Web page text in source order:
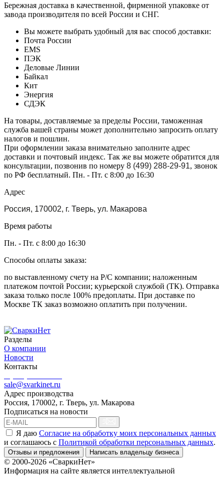
Бережная доставка в качественной, фирменной упаковке от
завода производителя по всей России и СНГ.
Вы можете выбрать удобный для вас способ доставки:
Почта России
EMS
ПЭК
Деловые Линии
Байкал
Кит
Энергия
СДЭК
На товары, доставляемые за пределы России, таможенная
служба вашей страны может дополнительно запросить оплату
налогов и пошлин.
При оформлении заказа внимательно заполните адрес
доставки и почтовый индекс. Так же вы можете обратится для
консультации, позвонив по номеру 8 (499) 288-29-91, звонок
по РФ бесплатный. Пн. - Пт. с 8:00 до 16:30
Адрес
Россия, 170002, г. Тверь, ул. Макарова
Время работы
Пн. - Пт. с 8:00 до 16:30
Способы оплаты заказа:
по выставленному счету на Р/С компании; наложенным
платежом почтой России; курьерской службой (ТК). Отправка
заказа только после 100% предоплаты. При доставке по
Москве ТК заказ возможно оплатить при получении.
Разделы
О компании
Новости
Контакты
sale@svarkinet.ru
Адрес производства
Россия, 170002, г. Тверь, ул. Макарова
Подписаться на новости
Я даю Согласие на обработку моих персональных данных
и соглашаюсь c Политикой обработки персональных данных.
Отзывы и предложения Написать владельцу бизнеса
© 2000-2026 «СваркиНет»
Информация на сайте является интеллектуальной